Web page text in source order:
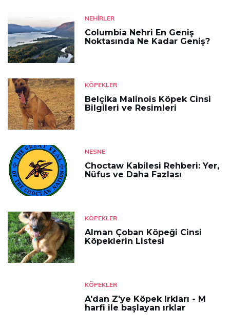
NEHIRLER
Columbia Nehri En Geniş
Noktasında Ne Kadar Geniş?
KÖPEKLER
Belçika Malinois Köpek Cinsi
Bilgileri ve Resimleri
NESNE
Choctaw Kabilesi Rehberi: Yer,
Nüfus ve Daha Fazlası
KÖPEKLER
Alman Çoban Köpeği Cinsi
Köpeklerin Listesi
KÖPEKLER
A'dan Z'ye Köpek Irkları - M
harfi ile başlayan ırklar